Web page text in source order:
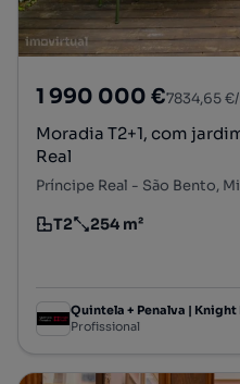
1 990 000 €7834,65
Moradia T2+1, com
Real
Príncipe Real - São Bento,
Tipologia
T2
Preço por metro quadrado
254 m²
Quintela + Penalva | Knight
Profissional